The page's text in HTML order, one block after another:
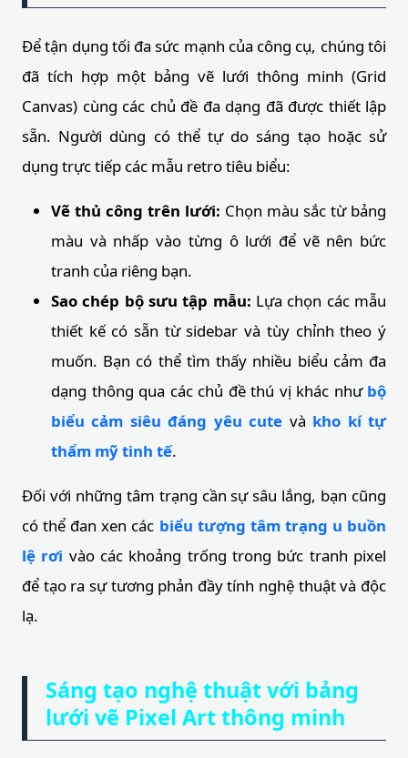
Để tận dụng tối đa sức mạnh của công cụ, chúng tôi
đã tích hợp một bảng vẽ lưới thông minh (Grid
Canvas) cùng các chủ đề đa dạng đã được thiết lập
sẵn. Người dùng có thể tự do sáng tạo hoặc sử
dụng trực tiếp các mẫu retro tiêu biểu:
Vẽ thủ công trên lưới: Chọn màu sắc từ bảng
màu và nhấp vào từng ô lưới để vẽ nên bức
tranh của riêng bạn.
Sao chép bộ sưu tập mẫu: Lựa chọn các mẫu
thiết kế có sẵn từ sidebar và tùy chỉnh theo ý
muốn. Bạn có thể tìm thấy nhiều biểu cảm đa
dạng thông qua các chủ đề thú vị khác như bộ
biểu cảm siêu đáng yêu cute và kho kí tự
thẩm mỹ tinh tế.
Đối với những tâm trạng cần sự sâu lắng, bạn cũng
có thể đan xen các biểu tượng tâm trạng u buồn
lệ rơi vào các khoảng trống trong bức tranh pixel
để tạo ra sự tương phản đầy tính nghệ thuật và độc
lạ.
Sáng tạo nghệ thuật với bảng
lưới vẽ Pixel Art thông minh